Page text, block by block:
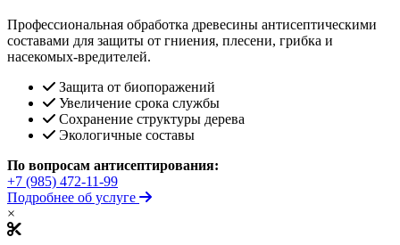
Профессиональная обработка древесины антисептическими
составами для защиты от гниения, плесени, грибка и
насекомых-вредителей.
Защита от биопоражений
Увеличение срока службы
Сохранение структуры дерева
Экологичные составы
По вопросам антисептирования:
+7 (985) 472-11-99
Подробнее об услуге
×